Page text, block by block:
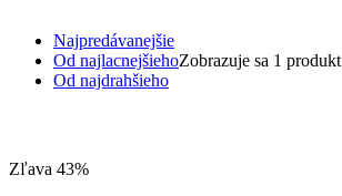
Najpredávanejšie
Od najlacnejšieho
Od najdrahšieho
Zobrazuje sa 1 produkt
Zľava 43%